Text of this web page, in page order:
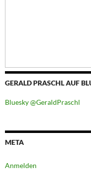
GERALD PRASCHL AUF
Bluesky @GeraldPraschl
META
Anmelden